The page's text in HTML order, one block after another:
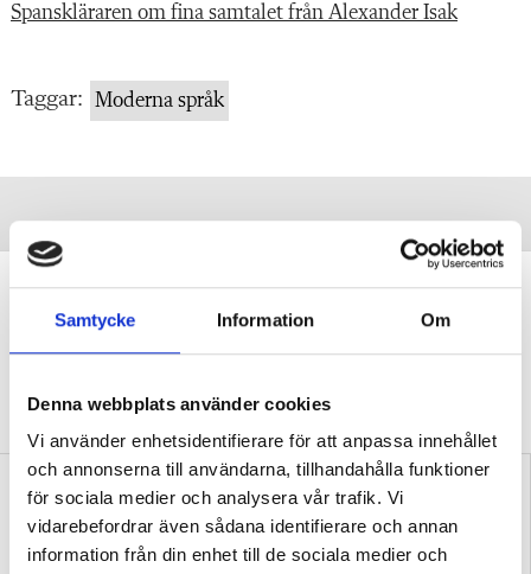
Samtycke Information Om
Denna webbplats använder cookies
Vi använder enhetsidentifierare för att anpassa innehållet
och annonserna till användarna, tillhandahålla funktioner
för sociala medier och analysera vår trafik. Vi
vidarebefordrar även sådana identifierare och annan
information från din enhet till de sociala medier och
Spanskläraren om fina samtalet från Alexander Isak
Taggar: Moderna språk
”Transspråkande har fått genomslag
av en anledning”
DEBATTProfessorn: Problematiskt att
”slogan”.